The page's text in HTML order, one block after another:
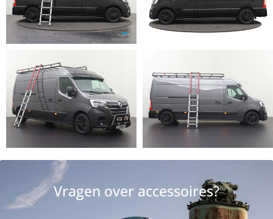
Vragen over accessoires?